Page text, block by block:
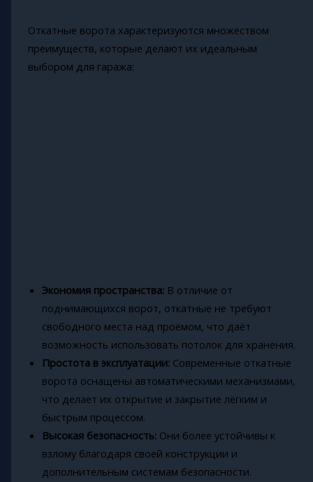
Откатные ворота характеризуются множеством
преимуществ, которые делают их идеальным
выбором для гаража:
Экономия пространства:В отличие от
поднимающихся ворот, откатные не требуют
свободного места над проёмом, что даёт
возможность использовать потолок для хранения.
Простота в эксплуатации:Современные откатные
ворота оснащены автоматическими механизмами,
что делает их открытие и закрытие лёгким и
быстрым процессом.
Высокая безопасность:Они более устойчивы к
взлому благодаря своей конструкции и
дополнительным системам безопасности.